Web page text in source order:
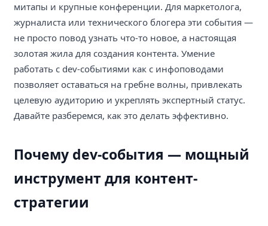
митапы и крупные конференции. Для маркетолога,
журналиста или технического блогера эти события —
не просто повод узнать что-то новое, а настоящая
золотая жила для создания контента. Умение
работать с dev-событиями как с инфоповодами
позволяет оставаться на гребне волны, привлекать
целевую аудиторию и укреплять экспертный статус.
Давайте разберемся, как это делать эффективно.
Почему dev-события — мощный
инструмент для контент-
стратегии